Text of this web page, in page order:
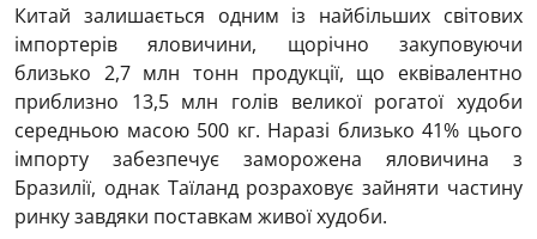
Китай залишається одним із найбільших світових
імпортерів яловичини, щорічно закуповуючи
близько 2,7 млн тонн продукції, що еквівалентно
приблизно 13,5 млн голів великої рогатої худоби
середньою масою 500 кг. Наразі близько 41% цього
імпорту забезпечує заморожена яловичина з
Бразилії, однак Таїланд розраховує зайняти частину
ринку завдяки поставкам живої худоби.